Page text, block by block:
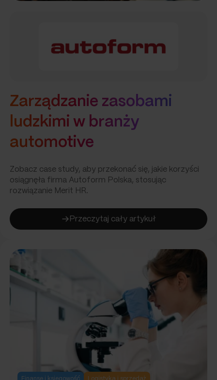
Zarządzanie zasobami
ludzkimi w branży
automotive
Zobacz case study, aby przekonać się, jakie korzyści
osiągnęła firma Autoform Polska, stosując
rozwiązanie Merit HR.
Przeczytaj cały artykuł
: